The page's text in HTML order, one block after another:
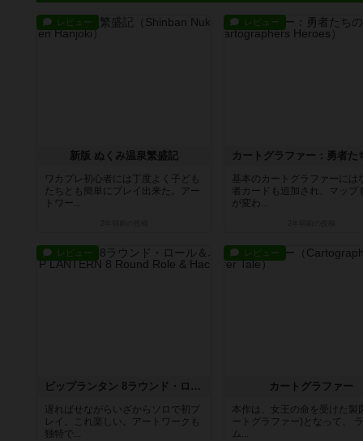
レビュー
新版 ぬくみ温泉繁盛記
ワカプレ初心者には丁度よく子ども
たちとも簡単にプレイ出来た。アー
トワー...
レビュー
基本のカートグラファーには
者カードも追加され、マップ
が変わ...
レビュー
ピップランタン 8ラウンド・ロール＆ハック
遅ればせながらいざからソロで初プ
レイ。これ楽しい。アートワークも
独特で...
レビュー
カートグラファー
本作は、女王の命を受けた製
ートグラファー)となって、
ム...